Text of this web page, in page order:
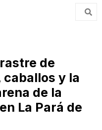
de
y la
de la
La Pará de